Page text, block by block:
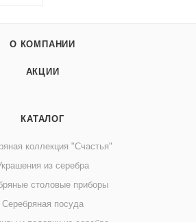
О КОМПАНИИ
АКЦИИ
КАТАЛОГ
коллекция "Счастья"
из серебра
столовые приборы
Серебряная посуда